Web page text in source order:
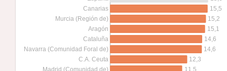
C.A. Ceuta
Navarra (Comunidad Foral de)
Cataluña
Aragón
Murcia (Región de)
Canarias
11,5
12,3
14,6
14,6
15,1
15,2
15,5